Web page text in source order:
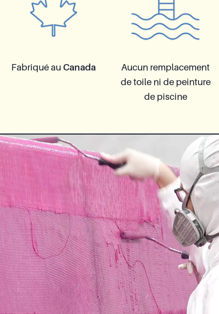
Fabriqué au Canada
Aucun remplacement
de toile ni de peinture
de piscine